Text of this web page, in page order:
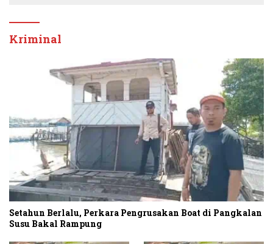
Kriminal
Setahun Berlalu, Perkara Pengrusakan Boat di Pangkalan
Susu Bakal Rampung